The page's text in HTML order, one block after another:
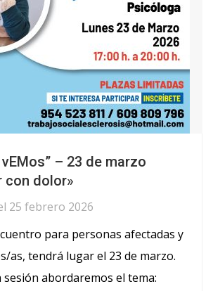
– 23 de marzo
con dolor»
25 febrero 2026
para personas afectadas y
as, tendrá lugar el 23 de marzo.
sesión abordaremos el tema: